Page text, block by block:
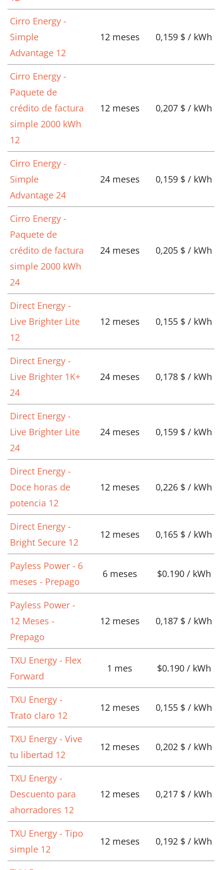
Cirro Energy -
Simple
Advantage 12
12 meses 0,159 $ / kWh
Cirro Energy -
Paquete de
crédito de factura
simple 2000 kWh
12
12 meses 0,207 $ / kWh
Cirro Energy -
Simple
Advantage 24
24 meses 0,159 $ / kWh
Cirro Energy -
Paquete de
crédito de factura
simple 2000 kWh
24
24 meses 0,205 $ / kWh
Direct Energy -
Live Brighter Lite
12
12 meses 0,155 $ / kWh
Direct Energy -
Live Brighter 1K+
24
24 meses 0,178 $ / kWh
Direct Energy -
Live Brighter Lite
24
24 meses 0,159 $ / kWh
Direct Energy -
Doce horas de
potencia 12
12 meses 0,226 $ / kWh
Direct Energy -
Bright Secure 12
12 meses 0,165 $ / kWh
Payless Power - 6
meses - Prepago
6 meses $0.190 / kWh
Payless Power -
12 Meses -
Prepago
12 meses 0,187 $ / kWh
TXU Energy - Flex
Forward
1 mes $0.190 / kWh
TXU Energy -
Trato claro 12
12 meses 0,155 $ / kWh
TXU Energy - Vive
tu libertad 12
12 meses 0,202 $ / kWh
TXU Energy -
Descuento para
ahorradores 12
12 meses 0,217 $ / kWh
TXU Energy - Tipo
simple 12
12 meses 0,192 $ / kWh